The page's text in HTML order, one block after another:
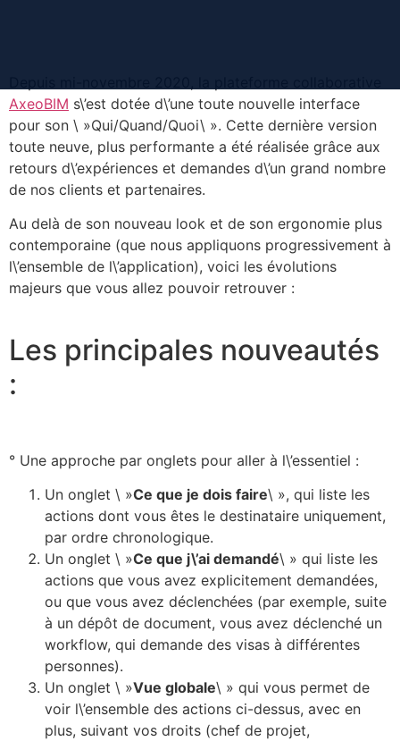
AxeoBIM s\’est dotée d\’une toute nouvelle interface
pour son \ »Qui/Quand/Quoi\ ». Cette dernière version
toute neuve, plus performante a été réalisée grâce aux
retours d\’expériences et demandes d\’un grand nombre
de nos clients et partenaires.
Au delà de son nouveau look et de son ergonomie plus
contemporaine (que nous appliquons progressivement à
l\’ensemble de l\’application), voici les évolutions
majeurs que vous allez pouvoir retrouver :
Les principales nouveautés
:
° Une approche par onglets pour aller à l\’essentiel :
Un onglet \ »Ce que je dois faire\ », qui liste les
actions dont vous êtes le destinataire uniquement,
par ordre chronologique.
Un onglet \ »Ce que j\’ai demandé\ » qui liste les
actions que vous avez explicitement demandées,
ou que vous avez déclenchées (par exemple, suite
à un dépôt de document, vous avez déclenché un
workflow, qui demande des visas à différentes
personnes).
Un onglet \ »Vue globale\ » qui vous permet de
voir l\’ensemble des actions ci-dessus, avec en
plus, suivant vos droits (chef de projet,